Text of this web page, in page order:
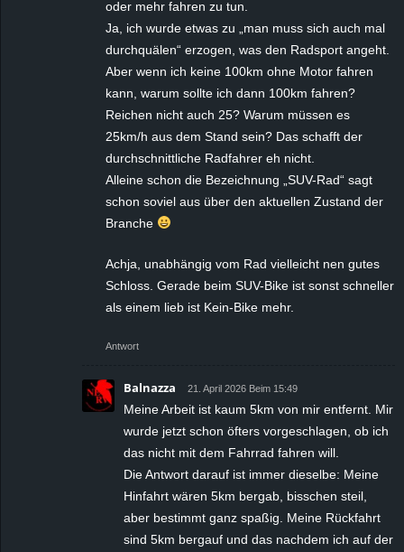
oder mehr fahren zu tun.
Ja, ich wurde etwas zu „man muss sich auch mal
durchquälen“ erzogen, was den Radsport angeht.
Aber wenn ich keine 100km ohne Motor fahren
kann, warum sollte ich dann 100km fahren?
Reichen nicht auch 25? Warum müssen es
25km/h aus dem Stand sein? Das schafft der
durchschnittliche Radfahrer eh nicht.
Alleine schon die Bezeichnung „SUV-Rad“ sagt
schon soviel aus über den aktuellen Zustand der
Branche
Achja, unabhängig vom Rad vielleicht nen gutes
Schloss. Gerade beim SUV-Bike ist sonst schneller
als einem lieb ist Kein-Bike mehr.
Antwort
Balnazza 21. April 2026 Beim 15:49
Meine Arbeit ist kaum 5km von mir entfernt. Mir
wurde jetzt schon öfters vorgeschlagen, ob ich
das nicht mit dem Fahrrad fahren will.
Die Antwort darauf ist immer dieselbe: Meine
Hinfahrt wären 5km bergab, bisschen steil,
aber bestimmt ganz spaßig. Meine Rückfahrt
sind 5km bergauf und das nachdem ich auf der